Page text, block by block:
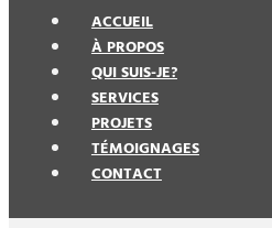
ACCUEIL
À PROPOS
QUI SUIS-JE?
SERVICES
PROJETS
TÉMOIGNAGES
CONTACT